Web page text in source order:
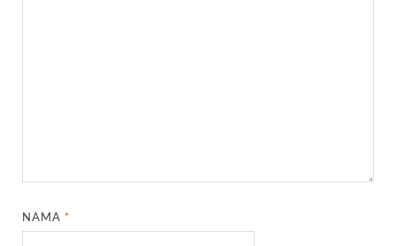
NAMA *